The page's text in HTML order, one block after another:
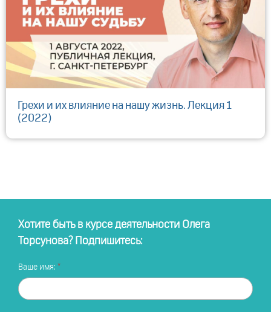
Грехи и их влияние на нашу жизнь. Лекция 1
(2022)
Хотите быть в курсе деятельности Олега
Торсунова? Подпишитесь:
Ваше имя: